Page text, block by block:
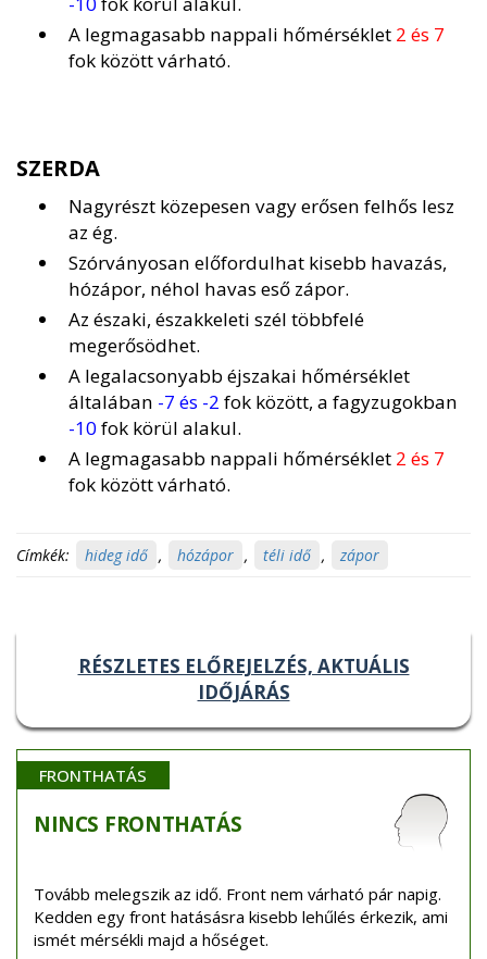
A legmagasabb nappali hőmérséklet 2 és 7
fok között várható.
SZERDA
Nagyrészt közepesen vagy erősen felhős lesz
az ég.
Szórványosan előfordulhat kisebb havazás,
hózápor, néhol havas eső zápor.
Az északi, északkeleti szél többfelé
megerősödhet.
A legalacsonyabb éjszakai hőmérséklet
általában -7 és -2 fok között, a fagyzugokban
-10fok körül alakul.
A legmagasabb nappali hőmérséklet 2 és 7
fok között várható.
Címkék: hideg idő , hózápor , téli idő , zápor
RÉSZLETES ELŐREJELZÉS, AKTUÁLIS
IDŐJÁRÁS
FRONTHATÁS
NINCS FRONTHATÁS
Tovább melegszik az idő. Front nem várható pár napig.
Kedden egy front hatásásra kisebb lehűlés érkezik, ami
ismét mérsékli majd a hőséget.